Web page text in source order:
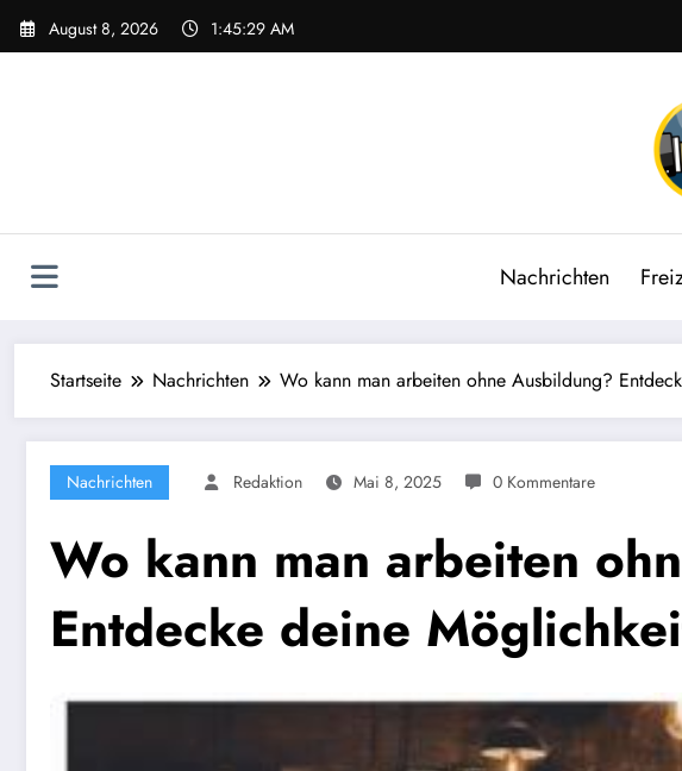
Zum
Inhalt
August 8, 2026 1:45:31 AM
Nachrichten
Startseite Nachrichten Wo kann man arbeiten ohne Ausbildung?
Nachrichten Redaktion Mai 8, 2025 0 Kommentare
Wo kann man arbeiten
Entdecke deine